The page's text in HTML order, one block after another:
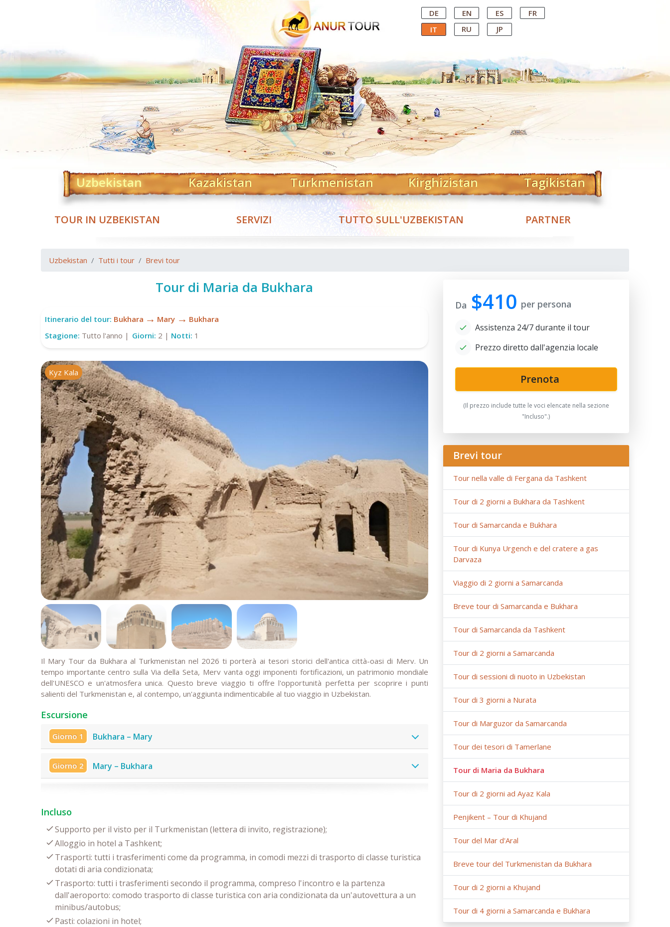
Central Asian Tour Operator DE EN ES
FR
IT
RU JP
Uzbekistan Kazakistan Turkmenistan Kirghizistan Tagikistan
TOUR IN UZBEKISTAN SERVIZI TUTTO SULL'UZBEKISTAN PARTNER
Uzbekistan Tutti i tour Brevi tour
Tour di Maria da Bukhara
Itinerario del tour: Bukhara → Mary → Bukhara
Stagione: Tutto l'anno | Giorni: 2 | Notti: 1
Kyz Kala Mausoleum of Sultan Sanjar
Il Mary Tour da Bukhara al Turkmenistan nel 2026 ti porterà ai tesori storici dell'antica città-oasi di Merv. Un
tempo importante centro sulla Via della Seta, Merv vanta oggi imponenti fortificazioni, un patrimonio mondiale
dell'UNESCO e un'atmosfera unica. Questo breve viaggio ti offre l'opportunità perfetta per scoprire i punti
salienti del Turkmenistan e, al contempo, un'aggiunta indimenticabile al tuo viaggio in Uzbekistan.
Escursione
Giorno 1 Bukhara – Mary
Giorno 2 Mary – Bukhara
Incluso
Supporto per il visto per il Turkmenistan (lettera di invito, registrazione);
Alloggio in hotel a Tashkent;
Trasporti: tutti i trasferimenti come da programma, in comodi mezzi di trasporto di classe turistica
dotati di aria condizionata;
Trasporto: tutti i trasferimenti secondo il programma, compreso l'incontro e la partenza
dall'aeroporto: comodo trasporto di classe turistica con aria condizionata da un'autovettura a un
minibus/autobus;
Pasti: colazioni in hotel;
Da $410 per persona
Assistenza 24/7 durante il tour
Prezzo diretto dall'agenzia locale
Prenota
(Il prezzo include tutte le voci elencate nella sezione
"Incluso".)
Brevi tour
Tour nella valle di Fergana da Tashkent
Tour di 2 giorni a Bukhara da Tashkent
Tour di Samarcanda e Bukhara
Tour di Kunya Urgench e del cratere a gas
Darvaza
Viaggio di 2 giorni a Samarcanda
Breve tour di Samarcanda e Bukhara
Tour di Samarcanda da Tashkent
Tour di 2 giorni a Samarcanda
Tour di sessioni di nuoto in Uzbekistan
Tour di 3 giorni a Nurata
Tour di Marguzor da Samarcanda
Tour dei tesori di Tamerlane
Tour di Maria da Bukhara
Tour di 2 giorni ad Ayaz Kala
Penjikent – Tour di Khujand
Tour del Mar d'Aral
Breve tour del Turkmenistan da Bukhara
Tour di 2 giorni a Khujand
Tour di 4 giorni a Samarcanda e Bukhara